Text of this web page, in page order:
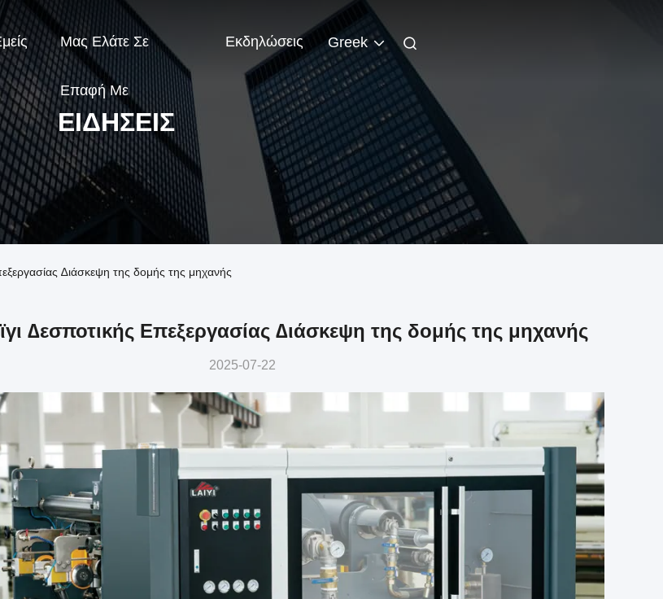
Μας Ελάτε Σε
Επαφή Με
Εκδηλώσεις Greek
ΕΙΔΉΣΕΙΣ
∆ιάσκεψη της δομής της μηχανής
∆εσποτικής Επεξεργασίας ∆ιάσκεψη της δομής της μηχανής
2025-07-22